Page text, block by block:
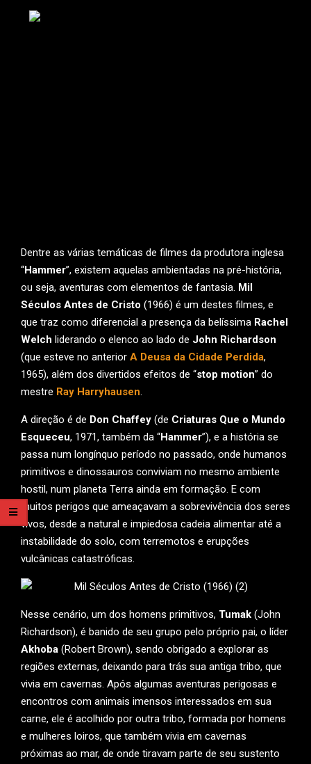
Dentre as várias temáticas de filmes da produtora inglesa
“Hammer”, existem aquelas ambientadas na pré-história,
ou seja, aventuras com elementos de fantasia. Mil
Séculos Antes de Cristo (1966) é um destes filmes, e
que traz como diferencial a presença da belíssima Rachel
Welch liderando o elenco ao lado de John Richardson
(que esteve no anterior A Deusa da Cidade Perdida,
1965), além dos divertidos efeitos de “stop motion” do
mestre Ray Harryhausen.
A direção é de Don Chaffey (de Criaturas Que o Mundo
Esqueceu, 1971, também da “Hammer”), e a história se
passa num longínquo período no passado, onde humanos
primitivos e dinossauros conviviam no mesmo ambiente
hostil, num planeta Terra ainda em formação. E com
muitos perigos que ameaçavam a sobrevivência dos seres
vivos, desde a natural e impiedosa cadeia alimentar até a
instabilidade do solo, com terremotos e erupções
vulcânicas catastróficas.
Nesse cenário, um dos homens primitivos, Tumak (John
Richardson), é banido de seu grupo pelo próprio pai, o líder
Akhoba (Robert Brown), sendo obrigado a explorar as
regiões externas, deixando para trás sua antiga tribo, que
vivia em cavernas. Após algumas aventuras perigosas e
encontros com animais imensos interessados em sua
carne, ele é acolhido por outra tribo, formada por homens
e mulheres loiros, que também vivia em cavernas
próximas ao mar, de onde tiravam parte de seu sustento